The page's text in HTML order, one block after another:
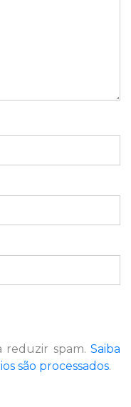
reduzir spam. Saiba
são processados.